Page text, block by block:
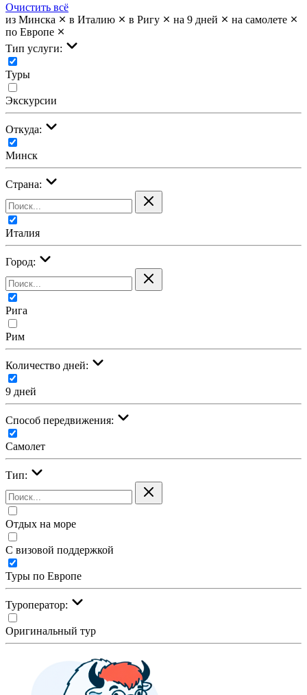
Очистить всё
из Минска
в Италию в Ригу на 9 дней
на самолете
по Европе
Тип услуги:
Туры
Экскурсии
Откуда:
Минск
Страна:
Италия
Город:
Рига
Рим
Количество дней:
9 дней
Cпособ передвижения:
Самолет
Тип:
Отдых на море
С визовой поддержкой
Туры по Европе
Туроператор:
Оригинальный тур